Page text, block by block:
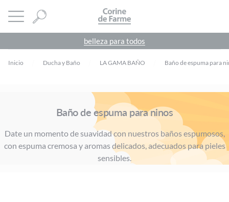
abrir menú CORINE DE FARME
belleza para todos
Inicio Ducha y Baño LA GAMA BAÑO Baño de espuma para
Baño de espuma para ninos
Date un momento de suavidad con nuestros baños espumosos,
con espuma cremosa y aromas delicados, adecuados para pieles
sensibles.